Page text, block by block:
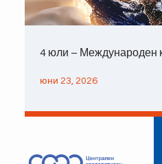
4 юли – Международен
юни 23, 2026